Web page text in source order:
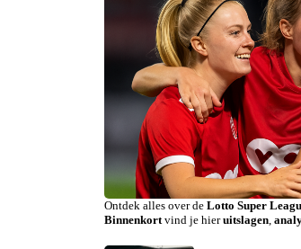
Ontdek alles over de Lotto Super
Binnenkortvind je hieruitslagen,